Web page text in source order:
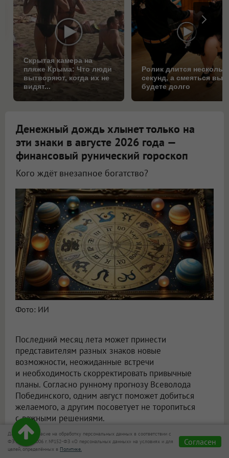
Скрытая камера на
пляже Крыма: Что люди
вытворяют, когда их не
видят...
Ролик длится
секунд, а смеяться вы
будете долго
Денежный дождь хлынет только на
эти знаки в августе 2026 года —
финансовый рунический гороскоп
Кого ждёт внезапное богатство?
Фото: ИИ
Последний месяц лета может принести
представителям разных знаков новые
возможности, неожиданные встречи
и необходимость скорректировать привычные
планы. Согласно рунному прогнозу Всеволода
Побединского, одним август поможет добиться
желаемого, а другим посоветует не торопиться
с важными решениями.
Овен
Даю своё согласие на обработку персональных данных в соответствии с
ФЗ от 27.07.2006 г. №152-ФЗ «О персональных данных» на условиях и для
целей, определённых в Политике.
Согласен